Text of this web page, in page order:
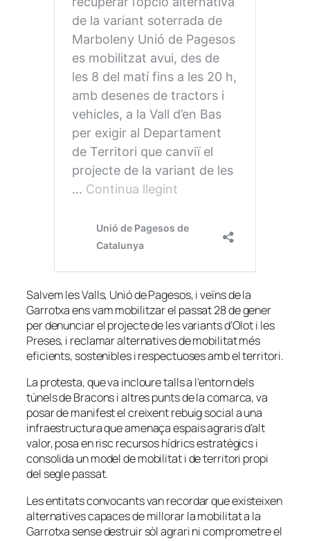
Salvem les Valls, Unió de Pagesos, i veïns de la
Garrotxa ens vam mobilitzar el passat 28 de gener
per denunciar el projecte de les variants d’Olot i les
Preses, i reclamar alternatives de mobilitat més
eficients, sostenibles i respectuoses amb el territori.
La protesta, que va incloure talls a l’entorn dels
túnels de Bracons i altres punts de la comarca, va
posar de manifest el creixent rebuig social a una
infraestructura que amenaça espais agraris d’alt
valor, posa en risc recursos hídrics estratègics i
consolida un model de mobilitat i de territori propi
del segle passat.
Les entitats convocants van recordar que existeixen
alternatives capaces de millorar la mobilitat a la
Garrotxa sense destruir sòl agrari ni comprometre el